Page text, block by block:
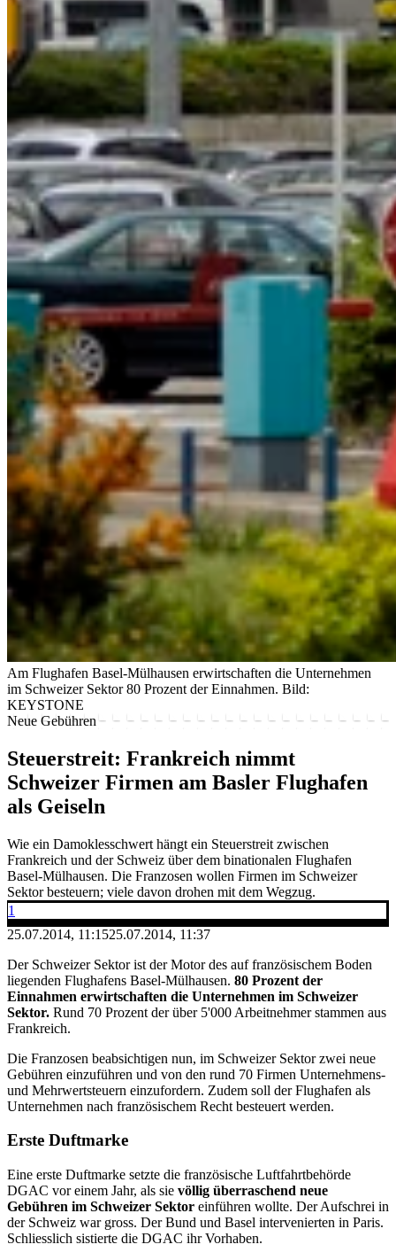
Am Flughafen Basel-Mülhausen erwirtschaften die Unternehmen
im Schweizer Sektor 80 Prozent der Einnahmen. Bild:
KEYSTONE
Neue Gebühren
Steuerstreit: Frankreich nimmt
Schweizer Firmen am Basler Flughafen
als Geiseln
Wie ein Damoklesschwert hängt ein Steuerstreit zwischen
Frankreich und der Schweiz über dem binationalen Flughafen
Basel-Mülhausen. Die Franzosen wollen Firmen im Schweizer
Sektor besteuern; viele davon drohen mit dem Wegzug.
1
25.07.2014, 11:1525.07.2014, 11:37
Der Schweizer Sektor ist der Motor des auf französischem Boden
liegenden Flughafens Basel-Mülhausen. 80 Prozent der
Einnahmen erwirtschaften die Unternehmen im Schweizer
Sektor. Rund 70 Prozent der über 5'000 Arbeitnehmer stammen aus
Frankreich.
Die Franzosen beabsichtigen nun, im Schweizer Sektor zwei neue
Gebühren einzuführen und von den rund 70 Firmen Unternehmens-
und Mehrwertsteuern einzufordern. Zudem soll der Flughafen als
Unternehmen nach französischem Recht besteuert werden.
Erste Duftmarke
Eine erste Duftmarke setzte die französische Luftfahrtbehörde
DGAC vor einem Jahr, als sie völlig überraschend neue
Gebühren im Schweizer Sektor einführen wollte. Der Aufschrei in
der Schweiz war gross. Der Bund und Basel intervenierten in Paris.
Schliesslich sistierte die DGAC ihr Vorhaben.